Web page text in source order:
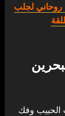
لجلب
وفك